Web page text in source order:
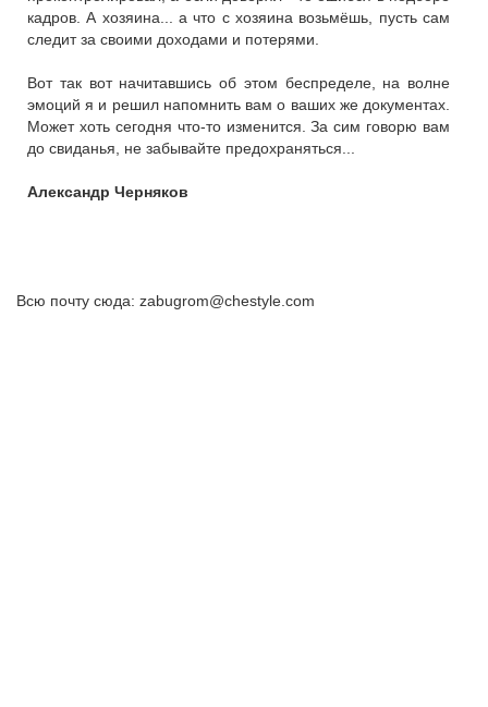
кадров. А хозяина... а что с хозяина возьмёшь, пусть сам
следит за своими доходами и потерями.
Вот так вот начитавшись об этом беспределе, на волне
эмоций я и решил напомнить вам о ваших же документах.
Может хоть сегодня что-то изменится. За сим говорю вам
до свиданья, не забывайте предохраняться...
Александр Черняков
Всю почту сюда: zabugrom@chestyle.com